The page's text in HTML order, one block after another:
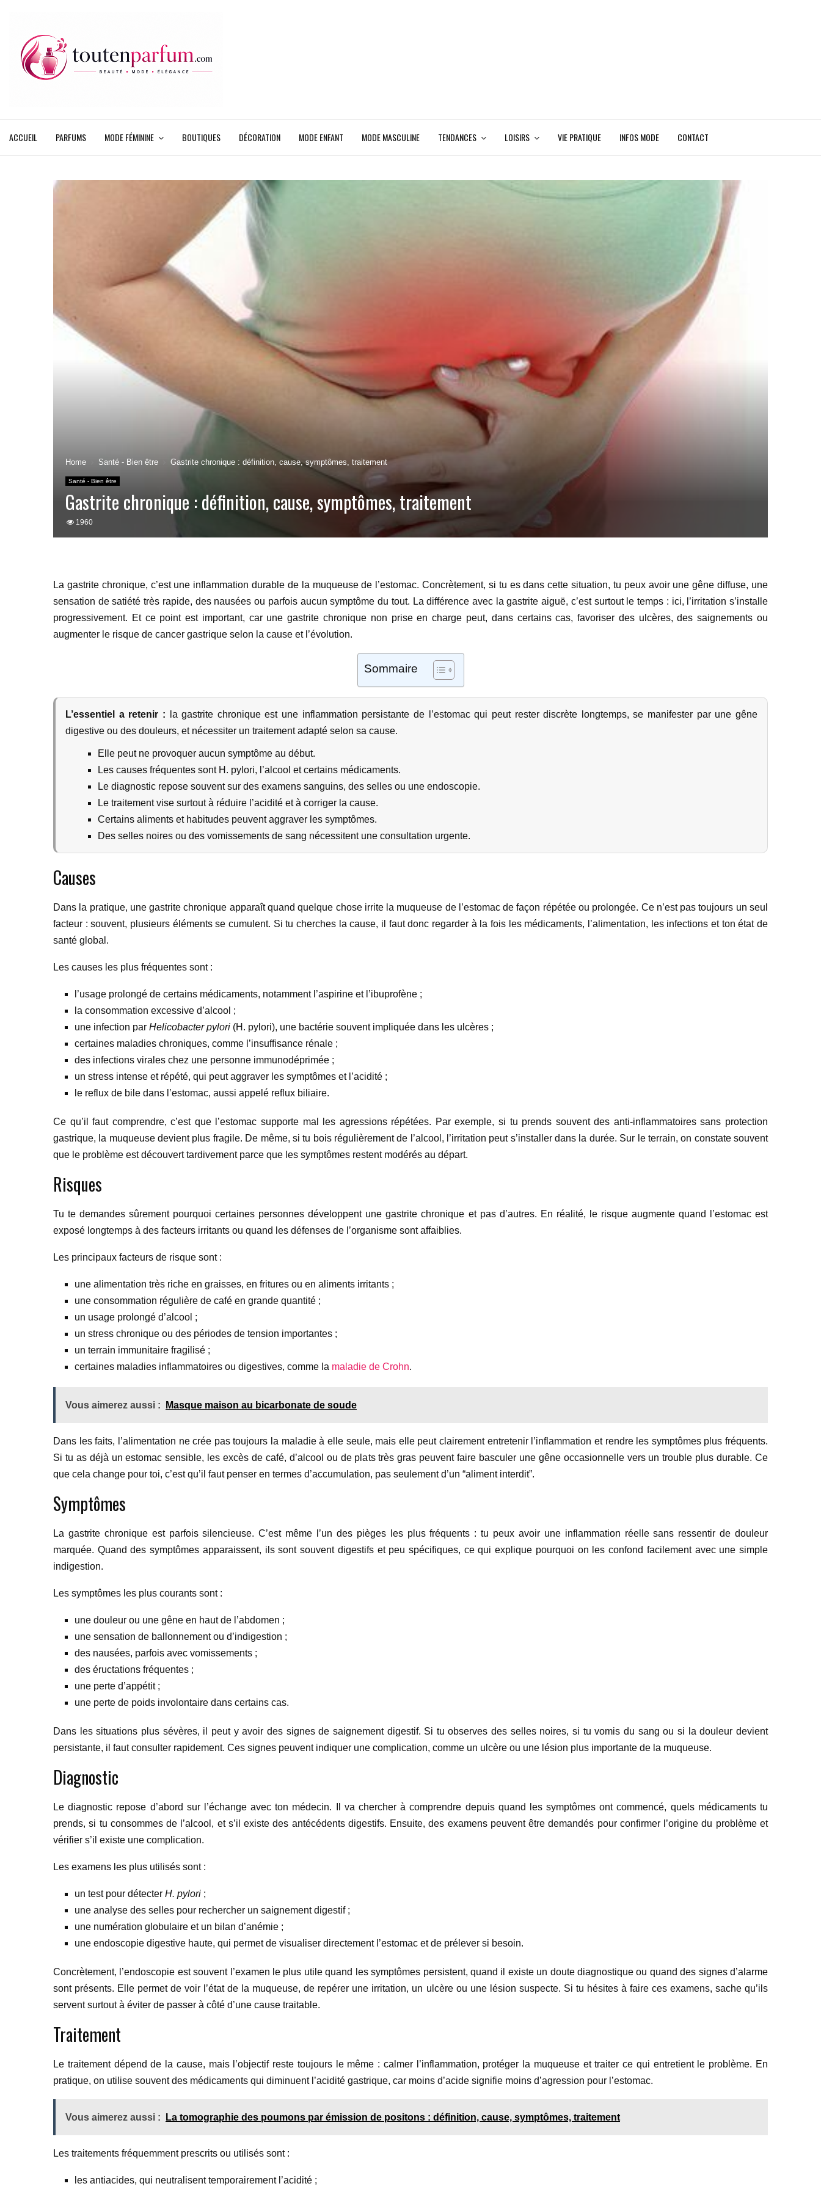
ACCUEIL PARFUMS MODE FÉMININE BOUTIQUES DÉCORATION MODE ENFANT MODE MASCULINE TENDANCES LOISIRS VIE PRATIQUE INFOS MODE CONTACT
Home Santé - Bien être Gastrite chronique : définition, cause, symptômes, traitement
Santé - Bien être
Gastrite chronique : définition, cause, symptômes, traitement
1960
La gastrite chronique, c’est une inflammation durable de la muqueuse de l’estomac. Concrètement, si tu es dans cette situation, tu peux avoir une gêne diffuse, une
sensation de satiété très rapide, des nausées ou parfois aucun symptôme du tout. La différence avec la gastrite aiguë, c’est surtout le temps : ici, l’irritation s’installe
progressivement. Et ce point est important, car une gastrite chronique non prise en charge peut, dans certains cas, favoriser des ulcères, des saignements ou
augmenter le risque de cancer gastrique selon la cause et l’évolution.
Sommaire
L’essentiel a retenir : la gastrite chronique est une inflammation persistante de l’estomac qui peut rester discrète longtemps, se manifester par une gêne
digestive ou des douleurs, et nécessiter un traitement adapté selon sa cause.
Elle peut ne provoquer aucun symptôme au début.
Les causes fréquentes sont H. pylori, l’alcool et certains médicaments.
Le diagnostic repose souvent sur des examens sanguins, des selles ou une endoscopie.
Le traitement vise surtout à réduire l’acidité et à corriger la cause.
Certains aliments et habitudes peuvent aggraver les symptômes.
Des selles noires ou des vomissements de sang nécessitent une consultation urgente.
Causes
Dans la pratique, une gastrite chronique apparaît quand quelque chose irrite la muqueuse de l’estomac de façon répétée ou prolongée. Ce n’est pas toujours un seul
facteur : souvent, plusieurs éléments se cumulent. Si tu cherches la cause, il faut donc regarder à la fois les médicaments, l’alimentation, les infections et ton état de
santé global.
Les causes les plus fréquentes sont :
l’usage prolongé de certains médicaments, notamment l’aspirine et l’ibuprofène ;
la consommation excessive d’alcool ;
une infection par Helicobacter pylori (H. pylori), une bactérie souvent impliquée dans les ulcères ;
certaines maladies chroniques, comme l’insuffisance rénale ;
des infections virales chez une personne immunodéprimée ;
un stress intense et répété, qui peut aggraver les symptômes et l’acidité ;
le reflux de bile dans l’estomac, aussi appelé reflux biliaire.
Ce qu’il faut comprendre, c’est que l’estomac supporte mal les agressions répétées. Par exemple, si tu prends souvent des anti-inflammatoires sans protection
gastrique, la muqueuse devient plus fragile. De même, si tu bois régulièrement de l’alcool, l’irritation peut s’installer dans la durée. Sur le terrain, on constate souvent
que le problème est découvert tardivement parce que les symptômes restent modérés au départ.
Risques
Tu te demandes sûrement pourquoi certaines personnes développent une gastrite chronique et pas d’autres. En réalité, le risque augmente quand l’estomac est
exposé longtemps à des facteurs irritants ou quand les défenses de l’organisme sont affaiblies.
Les principaux facteurs de risque sont :
une alimentation très riche en graisses, en fritures ou en aliments irritants ;
une consommation régulière de café en grande quantité ;
un usage prolongé d’alcool ;
un stress chronique ou des périodes de tension importantes ;
un terrain immunitaire fragilisé ;
certaines maladies inflammatoires ou digestives, comme la maladie de Crohn.
Vous aimerez aussi : Masque maison au bicarbonate de soude
Dans les faits, l’alimentation ne crée pas toujours la maladie à elle seule, mais elle peut clairement entretenir l’inflammation et rendre les symptômes plus fréquents.
Si tu as déjà un estomac sensible, les excès de café, d’alcool ou de plats très gras peuvent faire basculer une gêne occasionnelle vers un trouble plus durable. Ce
que cela change pour toi, c’est qu’il faut penser en termes d’accumulation, pas seulement d’un “aliment interdit”.
Symptômes
La gastrite chronique est parfois silencieuse. C’est même l’un des pièges les plus fréquents : tu peux avoir une inflammation réelle sans ressentir de douleur
marquée. Quand des symptômes apparaissent, ils sont souvent digestifs et peu spécifiques, ce qui explique pourquoi on les confond facilement avec une simple
indigestion.
Les symptômes les plus courants sont :
une douleur ou une gêne en haut de l’abdomen ;
une sensation de ballonnement ou d’indigestion ;
des nausées, parfois avec vomissements ;
des éructations fréquentes ;
une perte d’appétit ;
une perte de poids involontaire dans certains cas.
Dans les situations plus sévères, il peut y avoir des signes de saignement digestif. Si tu observes des selles noires, si tu vomis du sang ou si la douleur devient
persistante, il faut consulter rapidement. Ces signes peuvent indiquer une complication, comme un ulcère ou une lésion plus importante de la muqueuse.
Diagnostic
Le diagnostic repose d’abord sur l’échange avec ton médecin. Il va chercher à comprendre depuis quand les symptômes ont commencé, quels médicaments tu
prends, si tu consommes de l’alcool, et s’il existe des antécédents digestifs. Ensuite, des examens peuvent être demandés pour confirmer l’origine du problème et
vérifier s’il existe une complication.
Les examens les plus utilisés sont :
un test pour détecter H. pylori ;
une analyse des selles pour rechercher un saignement digestif ;
une numération globulaire et un bilan d’anémie ;
une endoscopie digestive haute, qui permet de visualiser directement l’estomac et de prélever si besoin.
Concrètement, l’endoscopie est souvent l’examen le plus utile quand les symptômes persistent, quand il existe un doute diagnostique ou quand des signes d’alarme
sont présents. Elle permet de voir l’état de la muqueuse, de repérer une irritation, un ulcère ou une lésion suspecte. Si tu hésites à faire ces examens, sache qu’ils
servent surtout à éviter de passer à côté d’une cause traitable.
Traitement
Le traitement dépend de la cause, mais l’objectif reste toujours le même : calmer l’inflammation, protéger la muqueuse et traiter ce qui entretient le problème. En
pratique, on utilise souvent des médicaments qui diminuent l’acidité gastrique, car moins d’acide signifie moins d’agression pour l’estomac.
Vous aimerez aussi : La tomographie des poumons par émission de positons : définition, cause, symptômes, traitement
Les traitements fréquemment prescrits ou utilisés sont :
les antiacides, qui neutralisent temporairement l’acidité ;